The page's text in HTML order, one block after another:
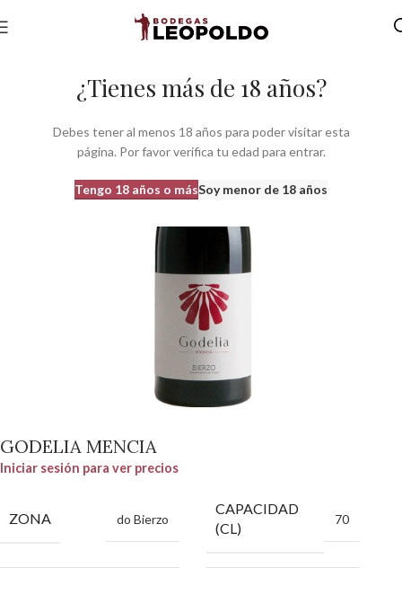
¿Tienes más de 18 años?
Debes tener al menos 18 años para poder visitar esta
página. Por favor verifica tu edad para entrar.
Tengo 18 años o másSoy menor de 18 años
Inicio Bodegas Castilla León Bodegas do Bierzo
GODELIA MENCIA
Iniciar sesión para ver precios
ZONA do Bierzo
CAPACIDAD
(CL)
70